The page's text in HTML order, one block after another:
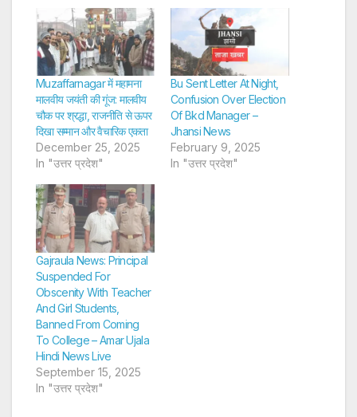
Muzaffarnagar में महामना
मालवीय जयंती की गूंज: मालवीय
चौक पर श्रद्धा, राजनीति से ऊपर
दिखा सम्मान और वैचारिक एकता
December 25, 2025
In "उत्तर प्रदेश"
Bu Sent Letter At Night,
Confusion Over Election
Of Bkd Manager –
Jhansi News
February 9, 2025
In "उत्तर प्रदेश"
Gajraula News: Principal
Suspended For
Obscenity With Teacher
And Girl Students,
Banned From Coming
To College – Amar Ujala
Hindi News Live
September 15, 2025
In "उत्तर प्रदेश"